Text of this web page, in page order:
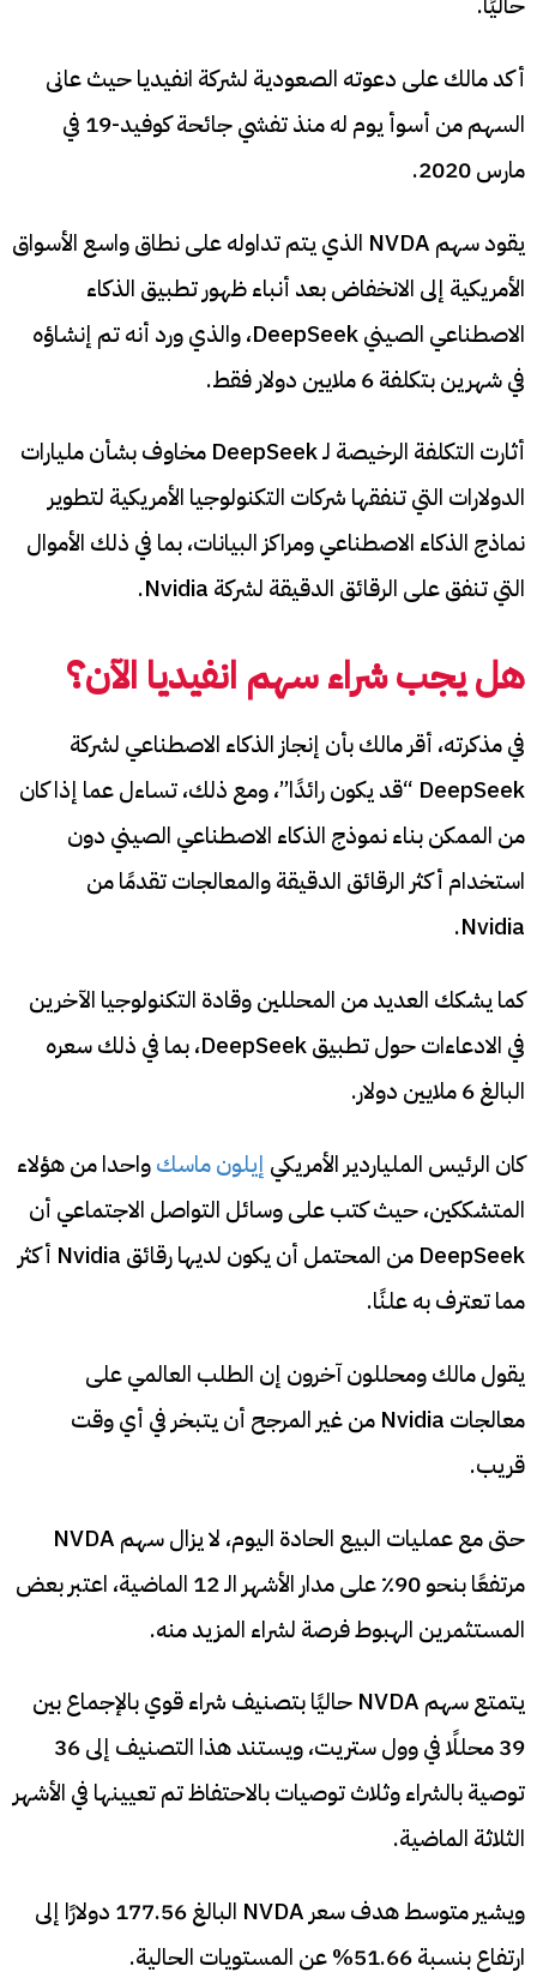
أكد مالك على دعوته الصعودية لشركة انفيديا حيث عانى
السهم من أسوأ يوم له منذ تفشي جائحة كوفيد-19 في
مارس 2020.
يقود سهم NVDA الذي يتم تداوله على نطاق واسع الأسواق
الأمريكية إلى الانخفاض بعد أنباء ظهور تطبيق الذكاء
الاصطناعي الصيني DeepSeek، والذي ورد أنه تم إنشاؤه
في شهرين بتكلفة 6 ملايين دولار فقط.
أثارت التكلفة الرخيصة لـ DeepSeek مخاوف بشأن مليارات
الدولارات التي تنفقها شركات التكنولوجيا الأمريكية لتطوير
نماذج الذكاء الاصطناعي ومراكز البيانات، بما في ذلك الأموال
التي تنفق على الرقائق الدقيقة لشركة Nvidia.
هل يجب شراء سهم انفيديا الآن؟
في مذكرته، أقر مالك بأن إنجاز الذكاء الاصطناعي لشركة
DeepSeek “قد يكون رائدًا”، ومع ذلك، تساءل عما إذا كان
من الممكن بناء نموذج الذكاء الاصطناعي الصيني دون
استخدام أكثر الرقائق الدقيقة والمعالجات تقدمًا من
Nvidia.
كما يشكك العديد من المحللين وقادة التكنولوجيا الآخرين
في الادعاءات حول تطبيق DeepSeek، بما في ذلك سعره
البالغ 6 ملايين دولار.
كان الرئيس الملياردير الأمريكي إيلون ماسكواحدا من هؤلاء
المتشككين، حيث كتب على وسائل التواصل الاجتماعي أن
DeepSeek من المحتمل أن يكون لديها رقائق Nvidia أكثر
مما تعترف به علنًا.
يقول مالك ومحللون آخرون إن الطلب العالمي على
معالجات Nvidia من غير المرجح أن يتبخر في أي وقت
قريب.
حتى مع عمليات البيع الحادة اليوم، لا يزال سهم NVDA
مرتفعًا بنحو 90٪ على مدار الأشهر الـ 12 الماضية، اعتبر بعض
المستثمرين الهبوط فرصة لشراء المزيد منه.
يتمتع سهم NVDA حاليًا بتصنيف شراء قوي بالإجماع بين
39 محللًا في وول ستريت، ويستند هذا التصنيف إلى 36
توصية بالشراء وثلاث توصيات بالاحتفاظ تم تعيينها في الأشهر
الثلاثة الماضية.
ويشير متوسط ​​هدف سعر NVDA البالغ 177.56 دولارًا إلى
ارتفاع بنسبة 51.66% عن المستويات الحالية.